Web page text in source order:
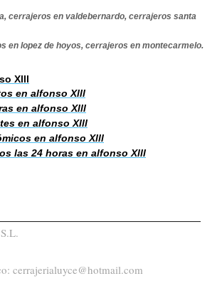
cerrajeros en valdebernardo, cerrajeros santa
en lopez de hoyos, cerrajeros en montecarmelo.
Xlll
en alfonso Xlll
en alfonso Xlll
en alfonso Xlll
en alfonso Xlll
las 24 horas en alfonso Xlll
cerrajerialuyce@hotmail.com